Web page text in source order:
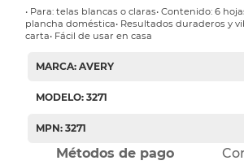
• Para: telas blancas o claras• Contenido: 6
plancha doméstica• Resultados duraderos y
carta• Fácil de usar en casa
MARCA: AVERY
MODELO: 3271
MPN: 3271
Métodos de pago